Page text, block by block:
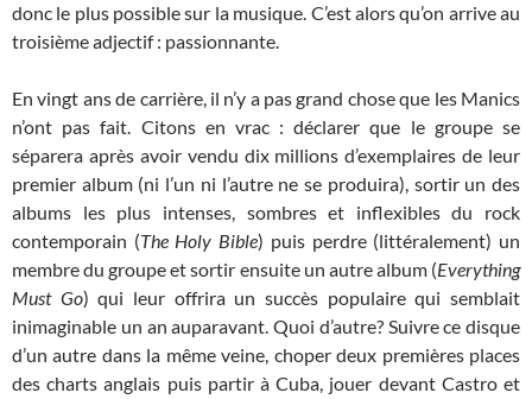
donc le plus possible sur la musique. C’est alors qu’on arrive au
troisième adjectif : passionnante.
En vingt ans de carrière, il n’y a pas grand chose que les Manics
n’ont pas fait. Citons en vrac : déclarer que le groupe se
séparera après avoir vendu dix millions d’exemplaires de leur
premier album (ni l’un ni l’autre ne se produira), sortir un des
albums les plus intenses, sombres et inflexibles du rock
contemporain (The Holy Bible) puis perdre (littéralement) un
membre du groupe et sortir ensuite un autre album (Everything
Must Go) qui leur offrira un succès populaire qui semblait
inimaginable un an auparavant. Quoi d’autre? Suivre ce disque
d’un autre dans la même veine, choper deux premières places
des charts anglais puis partir à Cuba, jouer devant Castro et